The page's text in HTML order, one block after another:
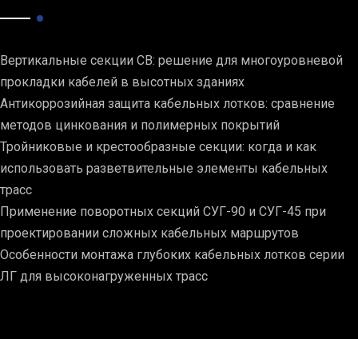
Вертикальные секции СВ: решение для многоуровневой
прокладки кабелей в высотных зданиях
Антикоррозийная защита кабельных лотков: сравнение
методов цинкования и полимерных покрытий
Тройниковые и крестообразные секции: когда и как
использовать разветвительные элементы кабельных
трасс
Применение поворотных секций СУГ-90 и СУГ-45 при
проектировании сложных кабельных маршрутов
Особенности монтажа глубоких кабельных лотков серии
ЛГ для высоконагруженных трасс